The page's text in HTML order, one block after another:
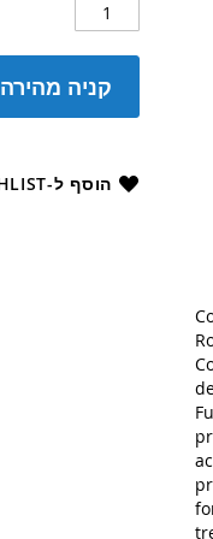
קניה מהירה
הוסף ל-WISHLIST